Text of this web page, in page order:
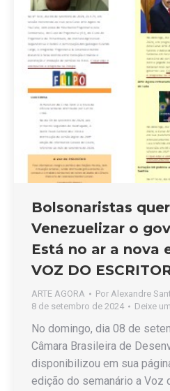
Bolsonaristas
Venezuelizar o
Está no ar a nova
VOZ DO
ARTE AGORA Por Alexandre
8 de setembro de 2024
Deixe
No domingo, dia 08 de
Câmara Brasileira de
disponibilizou em sua
edição do semanário a Voz